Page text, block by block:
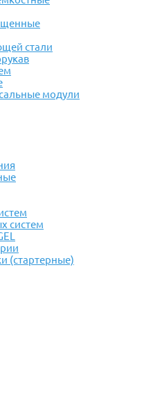
стали
модули
систем
(стартерные)